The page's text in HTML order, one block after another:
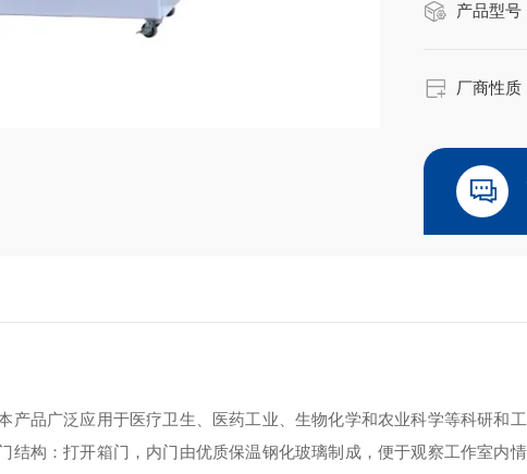
产品型号
厂商性质
产品广泛应用于医疗卫生、医药工业、生物化学和农业科学等科研和
结构：打开箱门，内门由优质保温钢化玻璃制成，便于观察工作室内